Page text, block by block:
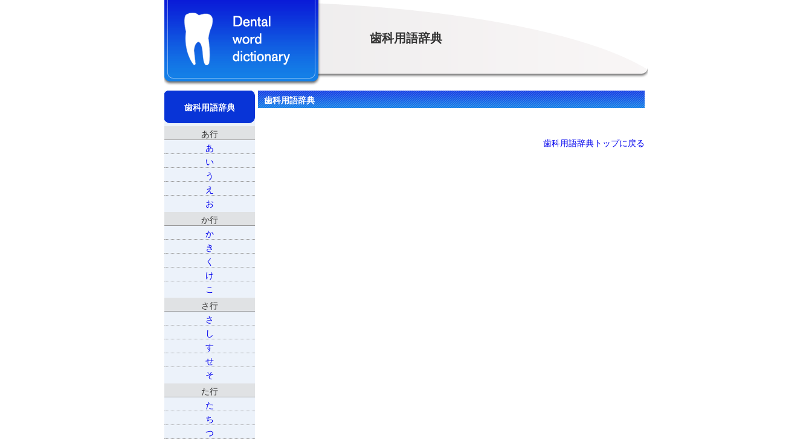
歯科用語辞典
歯科用語辞典
あ行
あ
い
う
え
お
か行
か
き
く
け
こ
さ行
さ
し
す
せ
そ
た行
た
ち
つ
歯科用語辞典
歯科用語辞典トップに戻る